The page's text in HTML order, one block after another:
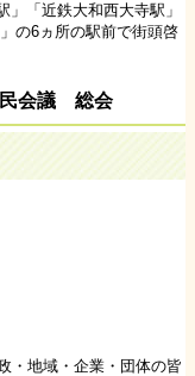
「近鉄大和西大寺駅」
の6ヵ所の駅前で街頭啓
民会議 総会
・地域・企業・団体の皆